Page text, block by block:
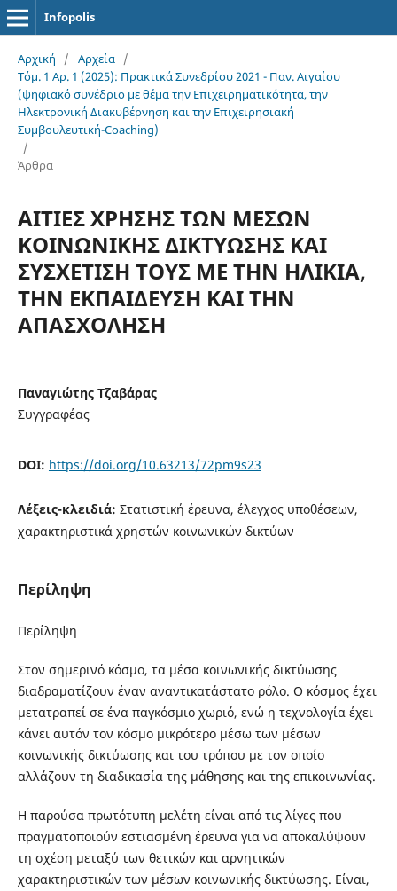
Infopolis
Αρχική / Αρχεία /
Τόμ. 1 Αρ. 1 (2025): Πρακτικά Συνεδρίου 2021 - Παν. Αιγαίου
(ψηφιακό συνέδριο με θέμα την Επιχειρηματικότητα, την
Ηλεκτρονική Διακυβέρνηση και την Επιχειρησιακή
Συμβουλευτική-Coaching)
/
Άρθρα
ΑΙΤΙΕΣ ΧΡΗΣΗΣ ΤΩΝ ΜΕΣΩΝ
ΚΟΙΝΩΝΙΚΗΣ ΔΙΚΤΥΩΣΗΣ ΚΑΙ
ΣΥΣΧΕΤΙΣΗ ΤΟΥΣ ΜΕ ΤΗΝ ΗΛΙΚΙΑ,
ΤΗΝ ΕΚΠΑΙΔΕΥΣΗ ΚΑΙ ΤΗΝ
ΑΠΑΣΧΟΛΗΣΗ
Παναγιώτης Τζαβάρας
Συγγραφέας
DOI: https://doi.org/10.63213/72pm9s23
Λέξεις-κλειδιά: Στατιστική έρευνα, έλεγχος υποθέσεων,
χαρακτηριστικά χρηστών κοινωνικών δικτύων
Περίληψη
Περίληψη
Στον σημερινό κόσμο, τα μέσα κοινωνικής δικτύωσης
διαδραματίζουν έναν αναντικατάστατο ρόλο. Ο κόσμος έχει
μετατραπεί σε ένα παγκόσμιο χωριό, ενώ η τεχνολογία έχει
κάνει αυτόν τον κόσμο μικρότερο μέσω των μέσων
κοινωνικής δικτύωσης και του τρόπου με τον οποίο
αλλάζουν τη διαδικασία της μάθησης και της επικοινωνίας.
Η παρούσα πρωτότυπη μελέτη είναι από τις λίγες που
πραγματοποιούν εστιασμένη έρευνα για να αποκαλύψουν
τη σχέση μεταξύ των θετικών και αρνητικών
χαρακτηριστικών των μέσων κοινωνικής δικτύωσης. Είναι,